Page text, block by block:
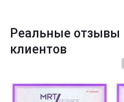
Реальные отзывы
клиентов